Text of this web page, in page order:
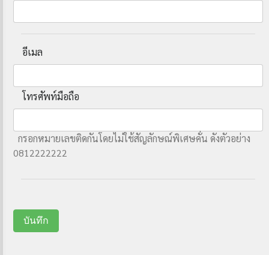
อีเมล
โทรศัพท์มือถือ
กรอกหมายเลขติดกันโดยไม่ใช้สัญลักษณ์พิเศษคั่น ดังตัวอย่าง
0812222222